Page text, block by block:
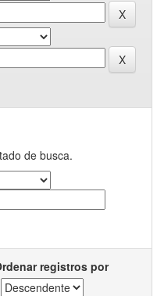
de busca.
registros por